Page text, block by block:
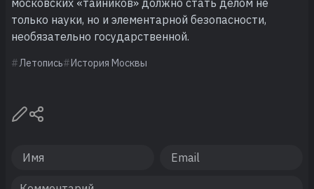
только науки, но и элементарной безопасности,
необязательно государственной.
Летопись История Москвы